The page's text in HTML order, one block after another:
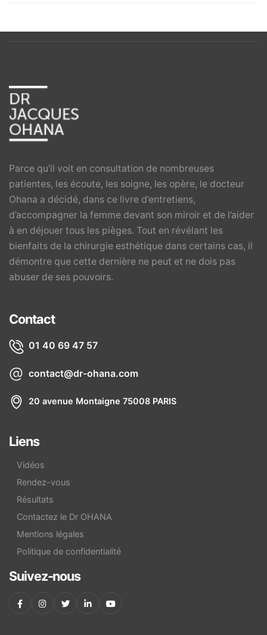
Parce qu’il voit en consultation de nombreuses
patientes, les écoute, les soigne, les opère, le docteur
Ohana a décidé, dans ce livre d’entretiens,
d’accompagner la femme devant son miroir et de l’aider
à en déjouer tous les pièges. Tout en révélant les
bienfaits de la chirurgie esthétique dans certains cas, il
démontre que cette dernière ne peut et ne dois pas
abuser de ses pouvoirs.
Contact
01 40 69 47 57
contact@dr-ohana.com
20 avenue Montaigne 75008 PARIS
Liens
Vidéos
Rendez-vous
Résultats
Contactez le Dr OHANA
Mentions légales
Politique de confidentialité
Suivez-nous